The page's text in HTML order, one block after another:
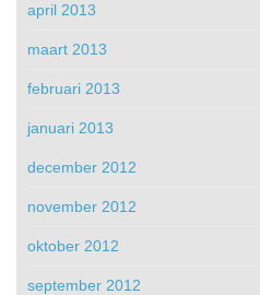
april 2013
maart 2013
februari 2013
januari 2013
december 2012
november 2012
oktober 2012
september 2012